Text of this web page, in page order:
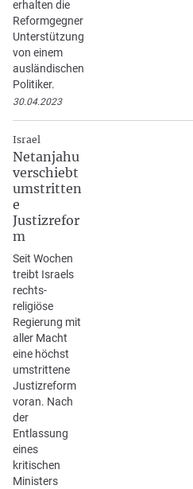
erhalten die
Reformgegner
Unterstützung
von einem
ausländischen
Politiker.
30.04.2023
Israel
Netanjahu
verschiebt
umstritten
e
Justizrefor
m
Seit Wochen
treibt Israels
rechts-
religiöse
Regierung mit
aller Macht
eine höchst
umstrittene
Justizreform
voran. Nach
der
Entlassung
eines
kritischen
Ministers